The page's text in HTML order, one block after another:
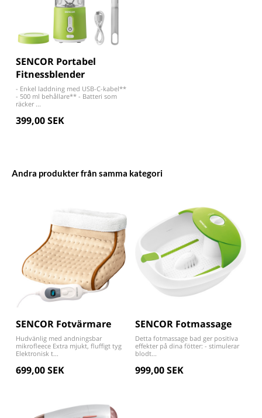
SENCOR Portabel
Fitnessblender
- Enkel laddning med USB-C-kabel**
- 500 ml behållare** - Batteri som
räcker ...
399,00 SEK
Andra produkter från samma kategori
SENCOR Fotvärmare
Hudvänlig med andningsbar
mikrofleece Extra mjukt, fluffigt tyg
Elektronisk t...
699,00 SEK
SENCOR Fotmassage
Detta fotmassage bad ger positiva
effekter på dina fötter: - stimulerar
blodt...
999,00 SEK